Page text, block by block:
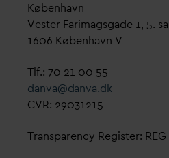
København
Vester Farimagsgade 1, 5.
1606 København V
Tlf.: 70 21 00 55
danva@danva.dk
CVR: 29031215
Transparency Register: